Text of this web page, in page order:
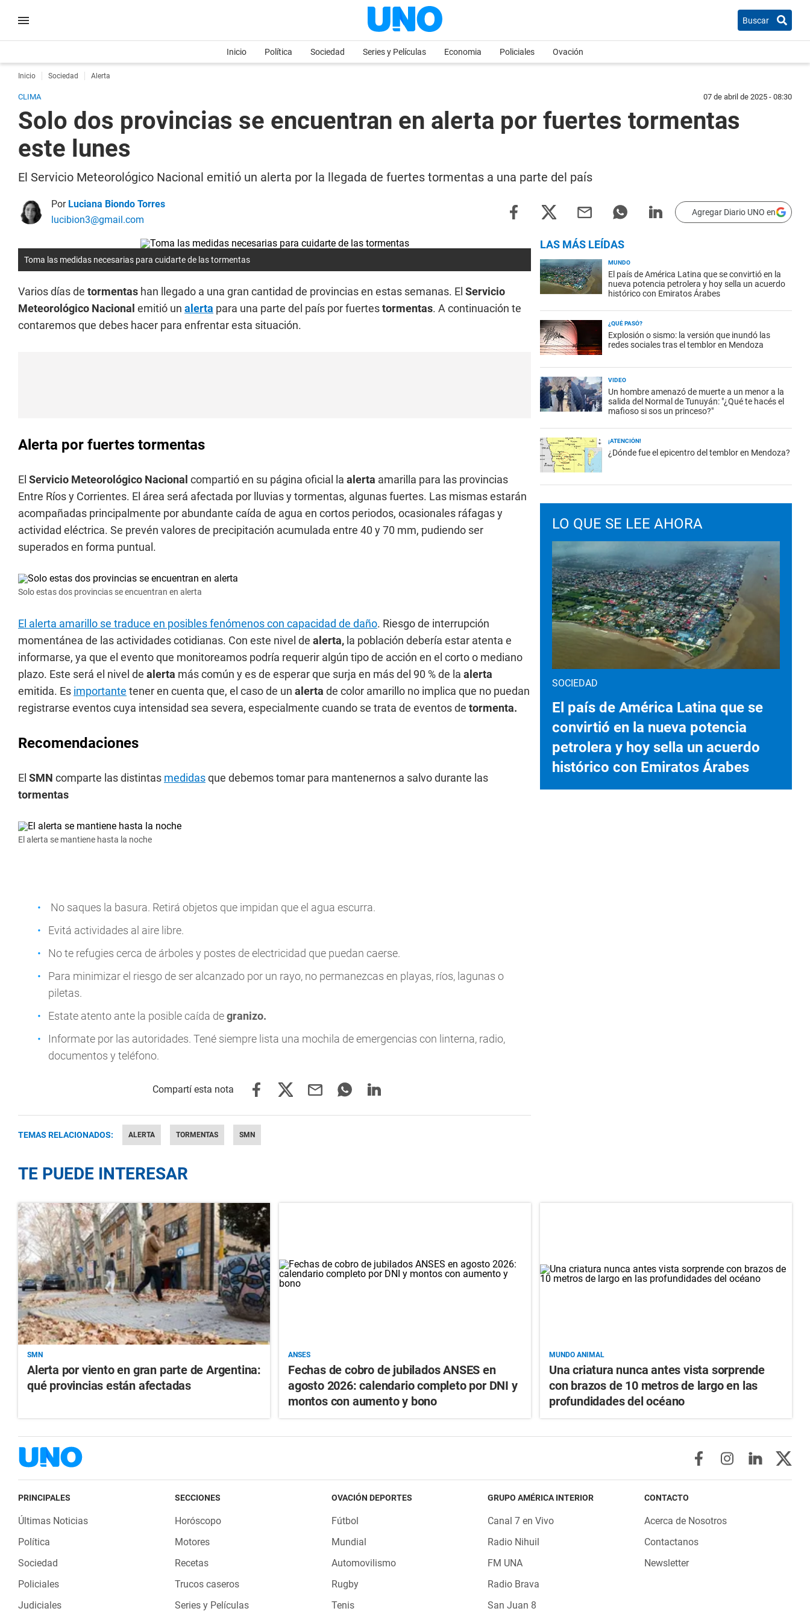
Buscar
Inicio Política Sociedad Series y Películas Economia Policiales Ovación
Inicio Sociedad Alerta
CLIMA 07 de abril de 2025 - 08:30
Solo dos provincias se encuentran en alerta por fuertes tormentas
este lunes
El Servicio Meteorológico Nacional emitió un alerta por la llegada de fuertes tormentas a una parte del país
Por Luciana Biondo Torres
lucibion3@gmail.com
Agregar Diario UNO en
Toma las medidas necesarias para cuidarte de las tormentas
Varios días de tormentas han llegado a una gran cantidad de provincias en estas semanas. El Servicio
Meteorológico Nacional emitió un alerta para una parte del país por fuertestormentas. A continuación te
contaremos que debes hacer para enfrentar esta situación.
Alerta por fuertes tormentas
El Servicio Meteorológico Nacional compartió en su página oficial la alerta amarilla para las provincias
Entre Ríos y Corrientes. El área será afectada por lluvias y tormentas, algunas fuertes. Las mismas estarán
acompañadas principalmente por abundante caída de agua en cortos periodos, ocasionales ráfagas y
actividad eléctrica. Se prevén valores de precipitación acumulada entre 40 y 70 mm, pudiendo ser
superados en forma puntual.
Solo estas dos provincias se encuentran en alerta
El alerta amarillo se traduce en posibles fenómenos con capacidad de daño. Riesgo de interrupción
momentánea de las actividades cotidianas. Con este nivel de alerta, la población debería estar atenta e
informarse, ya que el evento que monitoreamos podría requerir algún tipo de acción en el corto o mediano
plazo. Este será el nivel de alerta más común y es de esperar que surja en más del 90 % de la alerta
emitida. Es importante tener en cuenta que, el caso de un alerta de color amarillo no implica que no puedan
registrarse eventos cuya intensidad sea severa, especialmente cuando se trata de eventos de tormenta.
Recomendaciones
El SMN comparte las distintas medidasque debemos tomar para mantenernos a salvo durante las
tormentas
El alerta se mantiene hasta la noche
No saques la basura. Retirá objetos que impidan que el agua escurra.
Evitá actividades al aire libre.
No te refugies cerca de árboles y postes de electricidad que puedan caerse.
Para minimizar el riesgo de ser alcanzado por un rayo, no permanezcas en playas, ríos, lagunas o
piletas.
Estate atento ante la posible caída degranizo.
Informate por las autoridades. Tené siempre lista una mochila de emergencias con linterna, radio,
documentos y teléfono.
TEMAS RELACIONADOS: ALERTA TORMENTAS SMN
LAS MÁS LEÍDAS
MUNDO
El país de América Latina que se convirtió en la
nueva potencia petrolera y hoy sella un acuerdo
histórico con Emiratos Árabes
¿QUÉ PASÓ?
Explosión o sismo: la versión que inundó las
redes sociales tras el temblor en Mendoza
VIDEO
Un hombre amenazó de muerte a un menor a la
salida del Normal de Tunuyán: "¿Qué te hacés el
mafioso si sos un princeso?"
¡ATENCIÓN!
¿Dónde fue el epicentro del temblor en Mendoza?
LO QUE SE LEE AHORA
SOCIEDAD
El país de América Latina que se
convirtió en la nueva potencia
petrolera y hoy sella un acuerdo
histórico con Emiratos Árabes
TE PUEDE INTERESAR
SMN
Alerta por viento en gran parte de Argentina:
qué provincias están afectadas
ANSES
Fechas de cobro de jubilados ANSES en
agosto 2026: calendario completo por DNI y
montos con aumento y bono
MUNDO ANIMAL
Una criatura nunca antes vista sorprende
con brazos de 10 metros de largo en las
profundidades del océano
PRINCIPALES
Últimas Noticias
Política
Sociedad
Policiales
Judiciales
SECCIONES
Horóscopo
Motores
Recetas
Trucos caseros
Series y Películas
OVACIÓN DEPORTES
Fútbol
Mundial
Automovilismo
Rugby
Tenis
GRUPO AMÉRICA INTERIOR
Canal 7 en Vivo
Radio Nihuil
FM UNA
Radio Brava
San Juan 8
CONTACTO
Acerca de Nosotros
Contactanos
Newsletter